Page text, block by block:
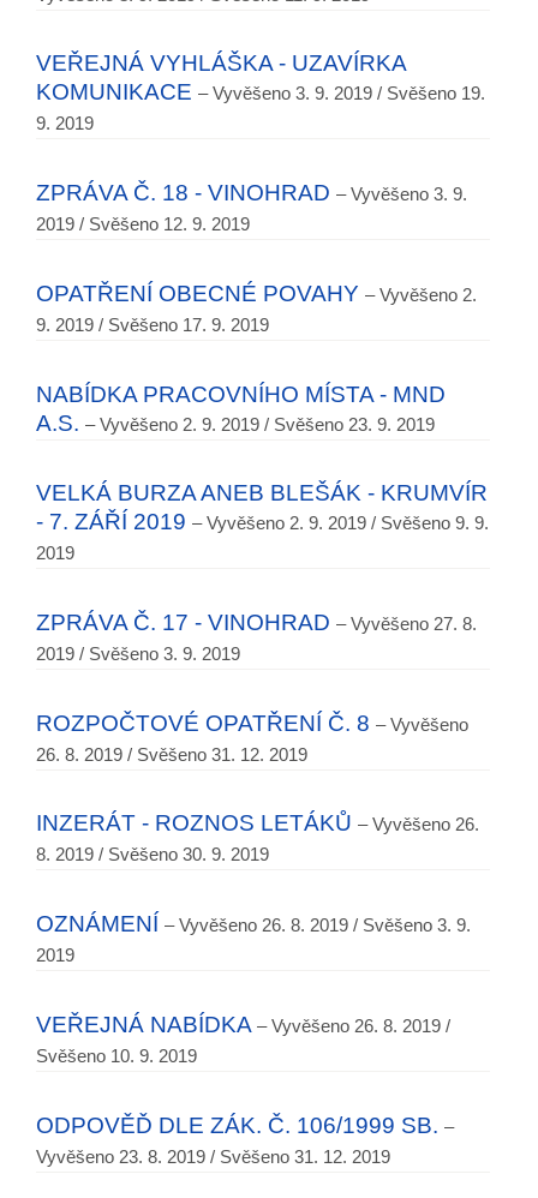
VEŘEJNÁ VYHLÁŠKA - UZAVÍRKA
KOMUNIKACE – Vyvěšeno 3. 9. 2019 / Svěšeno 19.
9. 2019
ZPRÁVA Č. 18 - VINOHRAD – Vyvěšeno 3. 9.
2019 / Svěšeno 12. 9. 2019
OPATŘENÍ OBECNÉ POVAHY – Vyvěšeno 2.
9. 2019 / Svěšeno 17. 9. 2019
NABÍDKA PRACOVNÍHO MÍSTA - MND
A.S. – Vyvěšeno 2. 9. 2019 / Svěšeno 23. 9. 2019
VELKÁ BURZA ANEB BLEŠÁK - KRUMVÍR
- 7. ZÁŘÍ 2019 – Vyvěšeno 2. 9. 2019 / Svěšeno 9. 9.
2019
ZPRÁVA Č. 17 - VINOHRAD – Vyvěšeno 27. 8.
2019 / Svěšeno 3. 9. 2019
ROZPOČTOVÉ OPATŘENÍ Č. 8 – Vyvěšeno
26. 8. 2019 / Svěšeno 31. 12. 2019
INZERÁT - ROZNOS LETÁKŮ – Vyvěšeno 26.
8. 2019 / Svěšeno 30. 9. 2019
OZNÁMENÍ – Vyvěšeno 26. 8. 2019 / Svěšeno 3. 9.
2019
VEŘEJNÁ NABÍDKA – Vyvěšeno 26. 8. 2019 /
Svěšeno 10. 9. 2019
ODPOVĚĎ DLE ZÁK. Č. 106/1999 SB. –
Vyvěšeno 23. 8. 2019 / Svěšeno 31. 12. 2019